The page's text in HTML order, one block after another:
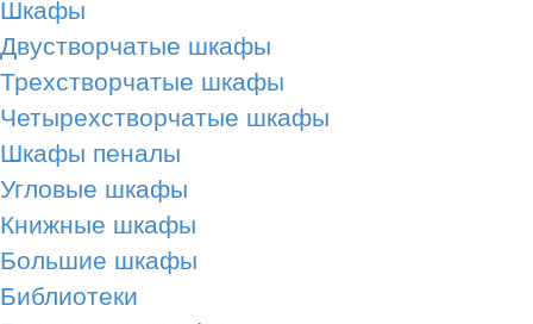
Шкафы
Двустворчатые шкафы
Трехстворчатые шкафы
Четырехстворчатые шкафы
Шкафы пеналы
Угловые шкафы
Книжные шкафы
Большие шкафы
Библиотеки